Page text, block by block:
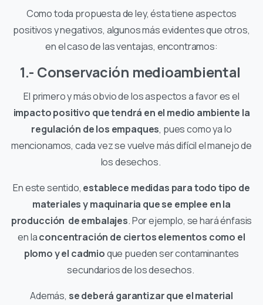
Como toda propuesta de ley, ésta tiene aspectos
positivos y negativos, algunos más evidentes que otros,
en el caso de las ventajas, encontramos:
1.- Conservación medioambiental
El primero y más obvio de los aspectos a favor es el
impacto positivo que tendrá en el medio ambiente la
regulación de los empaques, pues como ya lo
mencionamos, cada vez se vuelve más difícil el manejo de
los desechos.
En este sentido, establece medidas para todo tipo de
materiales y maquinaria que se emplee en la
producción de embalajes. Por ejemplo, se hará énfasis
en laconcentración de ciertos elementos como el
plomo y el cadmioque pueden ser contaminantes
secundarios de los desechos.
Además, se deberá garantizar que el material